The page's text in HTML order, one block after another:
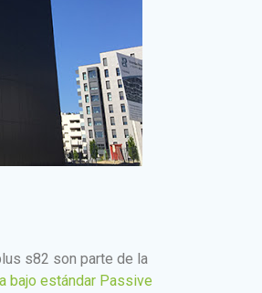
s82 son parte de la
bajo estándar Passive